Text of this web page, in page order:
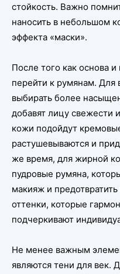
стойкость. Важно
наносить в небольшом
эффекта «маски».
После того как основа
перейти к румянам.
выбирать более
добавят лицу свежести
кожи подойдут
растушевываются и
же время, для жирной
пудровые румяна,
макияж и
оттенки, которые
подчеркивают
Не менее важным
являются тени для век.